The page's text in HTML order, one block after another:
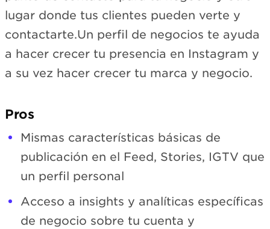
lugar donde tus clientes pueden verte y
contactarte.Un perfil de negocios te ayuda
a hacer crecer tu presencia en Instagram y
a su vez hacer crecer tu marca y negocio.
Pros
Mismas características básicas de
publicación en el Feed, Stories, IGTV que
un perfil personal
Acceso a insights y analíticas específicas
de negocio sobre tu cuenta y